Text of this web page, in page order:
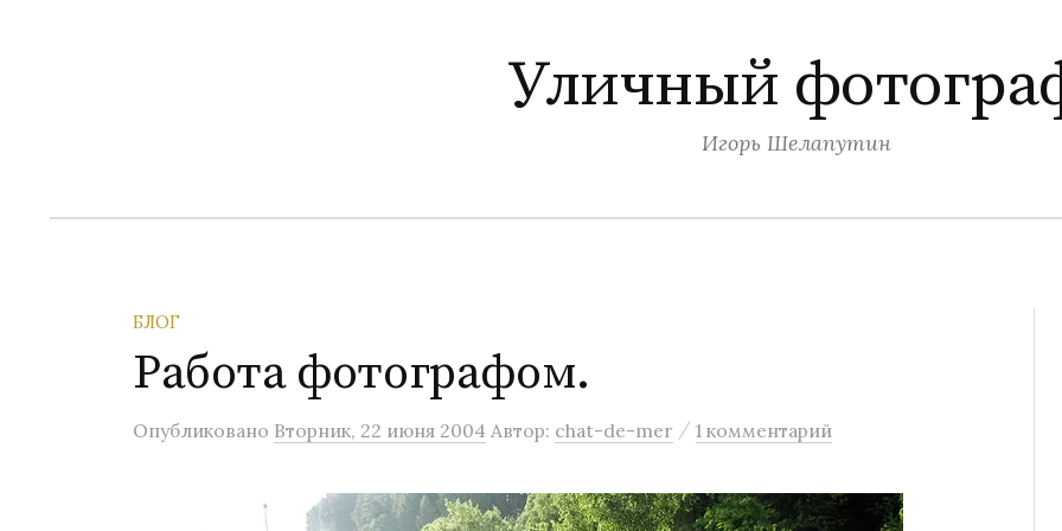
и
Уличный
Игорь Шелапутин
БЛОГ
Работа фотографом.
Опубликовано Вторник, 22 июня 2004 Автор: chat-de-mer / 1 комментарий